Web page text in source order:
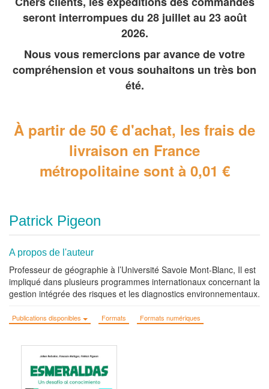
seront interrompues du 28 juillet au 23 août
2026.
Nous vous remercions par avance de votre
compréhension et vous souhaitons un très bon
été.
À partir de 50 € d'achat, les frais de
livraison en France
métropolitainesont à 0,01 €
Patrick Pigeon
A propos de l'auteur
Professeur de géographie à l’Université Savoie Mont-Blanc, Il est
impliqué dans plusieurs programmes internationaux concernant la
gestion intégrée des risques et les diagnostics environnementaux.
Publications disponibles Formats Formats numériques